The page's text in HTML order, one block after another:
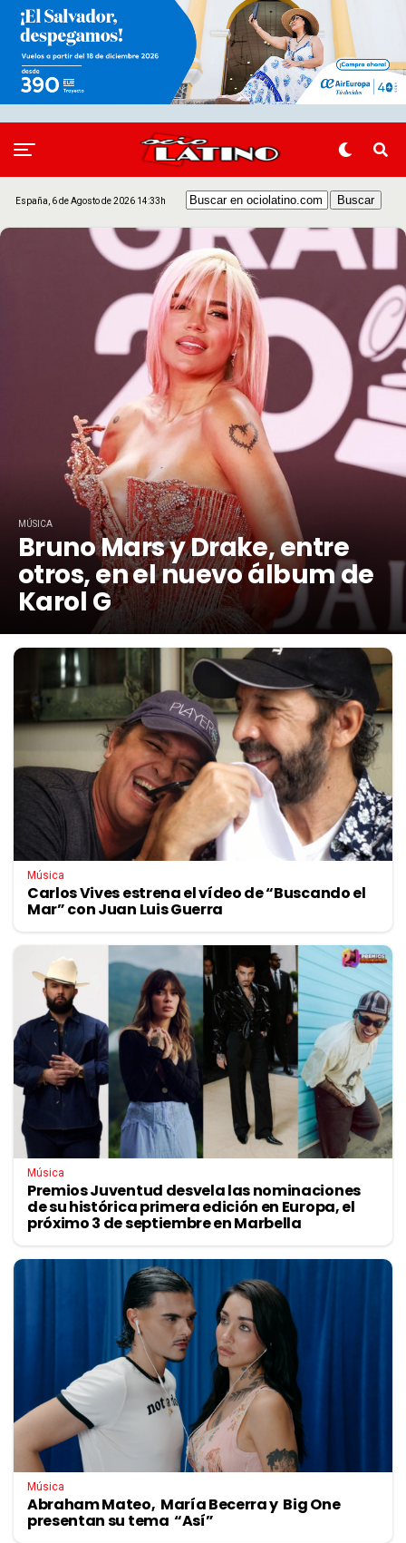
España, 6 de Agosto de 2026 14:33h
MÚSICA
Bruno Mars y Drake, entre
otros, en el nuevo álbum de
Karol G
Música
Carlos Vives estrena el vídeo de “Buscando el
Mar” con Juan Luis Guerra
Música
Premios Juventud desvela las nominaciones
de su histórica primera edición en Europa, el
próximo 3 de septiembre en Marbella
Música
Abraham Mateo, María Becerra y Big One
presentan su tema “Así”